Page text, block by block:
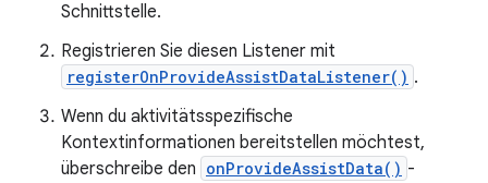
Schnittstelle.
Registrieren Sie diesen Listener mit
registerOnProvideAssistDataListener() .
Wenn du aktivitätsspezifische
Kontextinformationen bereitstellen möchtest,
überschreibe den onProvideAssistData() -